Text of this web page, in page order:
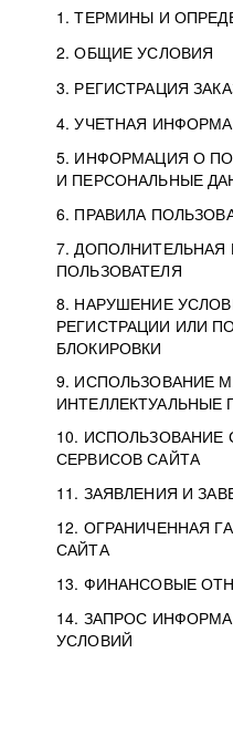
1. ТЕРМИНЫ И
2. ОБЩИЕ УСЛОВИЯ
3. РЕГИСТРАЦИЯ
4. УЧЕТНАЯ
5. ИНФОРМАЦИЯ О
И ПЕРСОНАЛЬНЫЕ
6. ПРАВИЛА
7. ДОПОЛНИТЕЛЬНАЯ
ПОЛЬЗОВАТЕЛЯ
8. НАРУШЕНИЕ
РЕГИСТРАЦИИ ИЛИ
БЛОКИРОВКИ
9. ИСПОЛЬЗОВАНИЕ
ИНТЕЛЛЕКТУАЛЬНЫЕ
10.
СЕРВИСОВ САЙТА
11. ЗАЯВЛЕНИЯ И
12. ОГРАНИЧЕННАЯ
САЙТА
13. ФИНАНСОВЫЕ
14. ЗАПРОС
УСЛОВИЙ